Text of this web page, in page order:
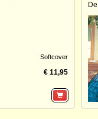
Softcover
€ 11,95